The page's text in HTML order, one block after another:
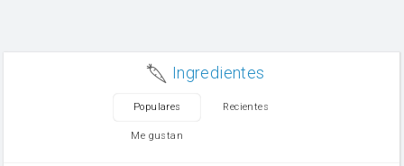
Ingredientes
Populares Recientes
Me gustan